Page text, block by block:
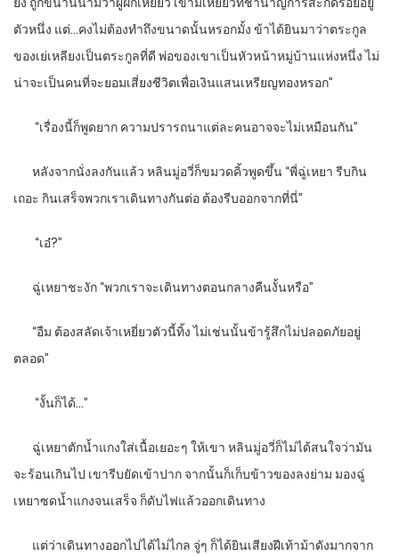
ตัวหนึ่ง แต่…คงไม่ต้องทำถึงขนาดนั้นหรอกมั้ง ข้าได้ยินมาว่าตระกูล
ของเย่เหลียงเป็นตระกูลที่ดี พ่อของเขาเป็นหัวหน้าหมู่บ้านแห่งหนึ่ง ไม่
น่าจะเป็นคนที่จะยอมเสี่ยงชีวิตเพื่อเงินแสนเหรียญทองหรอก”
“เรื่องนี้ก็พูดยาก ความปรารถนาแต่ละคนอาจจะไม่เหมือนกัน”
หลังจากนั่งลงกันแล้ว หลินมู่อวี่ก็ขมวดคิ้วพูดขึ้น “พี่ฉู่เหยา รีบกิน
เถอะ กินเสร็จพวกเราเดินทางกันต่อ ต้องรีบออกจากที่นี่”
“เอ๋?”
ฉู่เหยาชะงัก “พวกเราจะเดินทางตอนกลางคืนงั้นหรือ”
“อืม ต้องสลัดเจ้าเหยี่ยวตัวนี้ทิ้ง ไม่เช่นนั้นข้ารู้สึกไม่ปลอดภัยอยู่
ตลอด”
“งั้นก็ได้…”
ฉู่เหยาตักน้ำแกงใส่เนื้อเยอะๆ ให้เขา หลินมู่อวี่ก็ไม่ได้สนใจว่ามัน
จะร้อนเกินไป เขารีบยัดเข้าปาก จากนั้นก็เก็บข้าวของลงย่าม มองฉู่
เหยาซดน้ำแกงจนเสร็จ ก็ดับไฟแล้วออกเดินทาง
แต่ว่าเดินทางออกไปได้ไม่ไกล จู่ๆ ก็ได้ยินเสียงฝีเท้าม้าดังมากจาก